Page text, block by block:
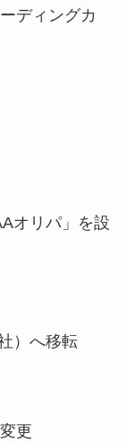
ディングカ
オリパ」を設
）へ移転
更